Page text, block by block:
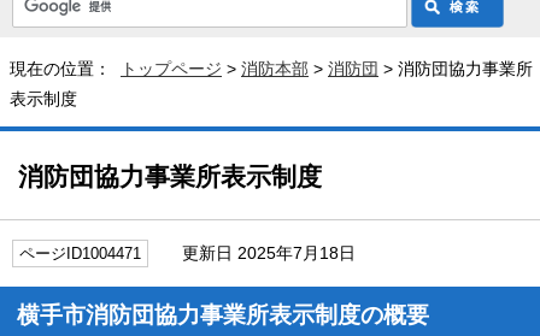
現在の位置： トップページ > 消防本部 > 消防団 > 消防団協力事業所
表示制度
消防団協力事業所表示制度
ページID1004471 更新日 2025年7月18日
横手市消防団協力事業所表示制度の概要